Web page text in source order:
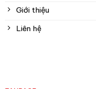
Giới thiệu
Liên hệ